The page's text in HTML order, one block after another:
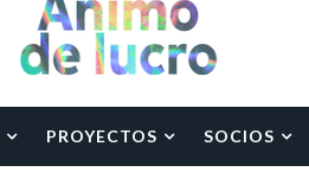
PROYECTOS SOCIOS